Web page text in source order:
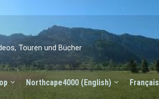
Touren und Bücher
Northcape4000 (English) Français